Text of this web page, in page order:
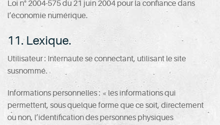
Loi n° 2004-575 du 21 juin 2004 pour la confiance dans
l’économie numérique.
11. Lexique.
Utilisateur : Internaute se connectant, utilisant le site
susnommé.
Informations personnelles : « les informations qui
permettent, sous quelque forme que ce soit, directement
ou non, l’identification des personnes physiques